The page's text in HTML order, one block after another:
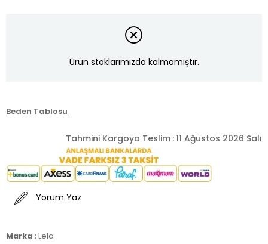
Ürün stoklarımızda kalmamıştır.
Beden Tablosu
Tahmini Kargoya Teslim :11 Ağustos 2026 Salı
Yorum Yaz
Marka : Lela